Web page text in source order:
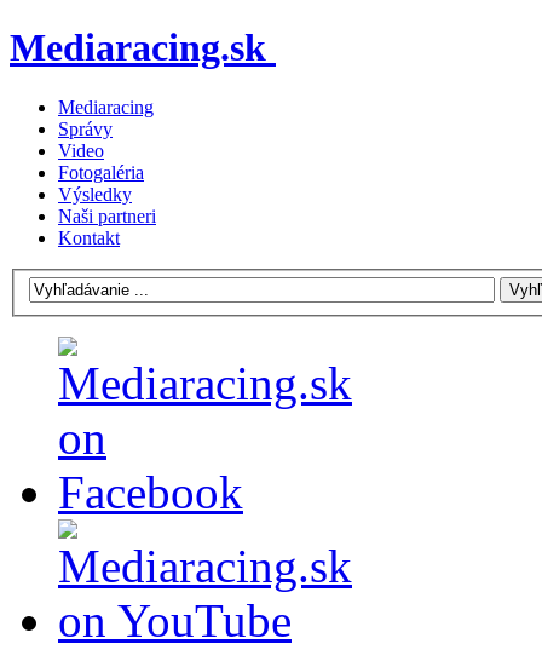
Mediaracing.sk
Mediaracing
Správy
Video
Fotogaléria
Výsledky
Naši partneri
Kontakt